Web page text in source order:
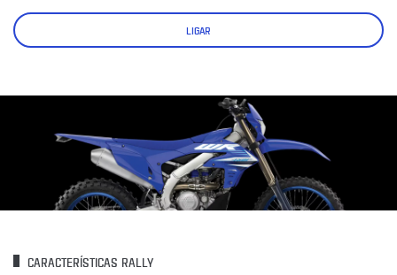
LIGAR
CARACTERÍSTICAS RALLY